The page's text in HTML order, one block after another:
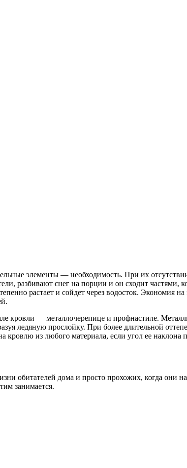
элементы — необходимость. При их
разбивают снег на порции и он сходит частями,
растает и сойдет через водосток. Экономия
кровли — металлочерепице и профнастиле.
ледяную прослойку. При более длительной
кровлю из любого материала, если угол ее наклона
обитателей дома и просто прохожих, когда они
занимается.